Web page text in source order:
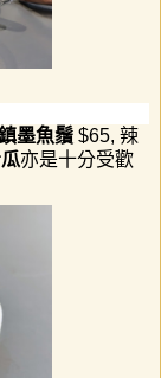
墨魚鬚 $65, 辣
亦是十分受歡